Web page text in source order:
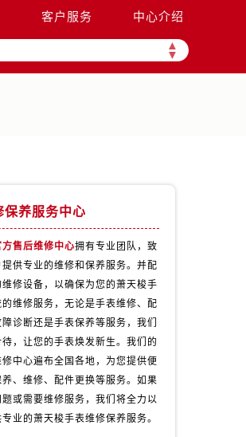
客户服务 中心介绍
▲
▼
保养服务中心
售后维修中心拥有专业团队，致
提供专业的维修和保养服务。并配
修设备，以确保为您的萧天梭手
维修服务，无论是手表维修、配
诊断还是手表保养等服务，我们
，让您的手表焕发新生。我们的
中心遍布全国各地，为您提供便
、维修、配件更换等服务。如果
或需要维修服务，我们将全力以
业的萧天梭手表维修保养服务。